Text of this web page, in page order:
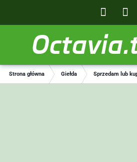
Strona główna Giełda Sprzedam lub